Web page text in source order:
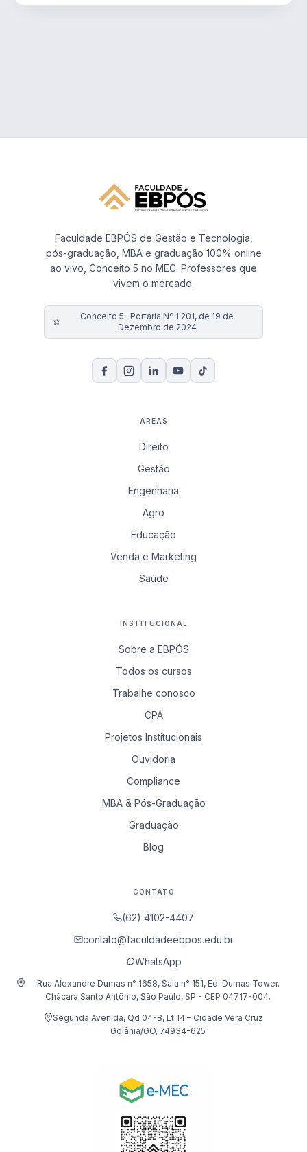
Faculdade EBPÓS de Gestão e Tecnologia,
pós-graduação, MBA e graduação 100% online
ao vivo, Conceito 5 no MEC. Professores que
vivem o mercado.
Conceito 5 · Portaria Nº 1.201, de 19 de
Dezembro de 2024
ÁREAS
Direito
Gestão
Engenharia
Agro
Educação
Venda e Marketing
Saúde
INSTITUCIONAL
Sobre a EBPÓS
Todos os cursos
Trabalhe conosco
CPA
Projetos Institucionais
Ouvidoria
Compliance
MBA & Pós-Graduação
Graduação
Blog
CONTATO
(62) 4102-4407
contato@faculdadeebpos.edu.br
WhatsApp
Rua Alexandre Dumas n° 1658, Sala n° 151, Ed. Dumas Tower.
Chácara Santo Antônio, São Paulo, SP - CEP 04717-004.
Segunda Avenida, Qd 04-B, Lt 14 – Cidade Vera Cruz
Goiânia/GO, 74934-625